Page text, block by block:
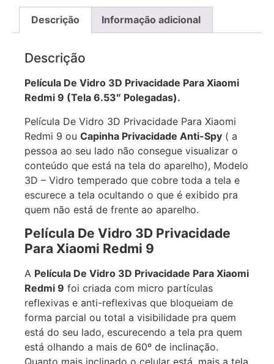
Conteúdo da Embalagem:1 Película de Vidro
3D Privacidade
Descrição
Descrição
Película De Vidro 3D Privacidade Para Xiaomi
Redmi 9 (Tela 6.53″ Polegadas).
Película De Vidro 3D Privacidade Para Xiaomi
Redmi 9 ouCapinha Privacidade Anti-Spy( a
pessoa ao seu lado não consegue visualizar o
conteúdo que está na tela do aparelho), Modelo
3D – Vidro temperado que cobre toda a tela e
escurece a tela ocultando o que é exibido pra
quem não está de frente ao aparelho.
Para Xiaomi Redmi 9
APelícula De Vidro 3D Privacidade Para Xiaomi
Redmi 9foi criada com micro partículas
reflexivas e anti-reflexivas que bloqueiam de
forma parcial ou total a visibilidade pra quem